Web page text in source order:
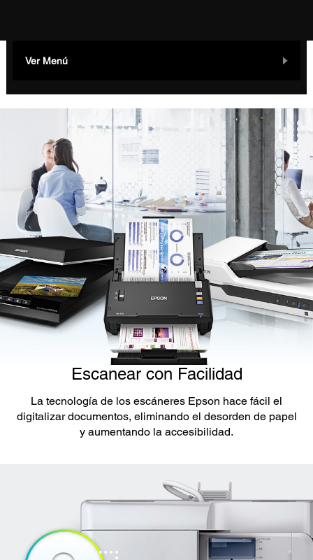
Ver Menú
Escanear con Facilidad
La tecnología de los escáneres Epson hace fácil el
digitalizar documentos, eliminando el desorden de papel
y aumentando la accesibilidad.